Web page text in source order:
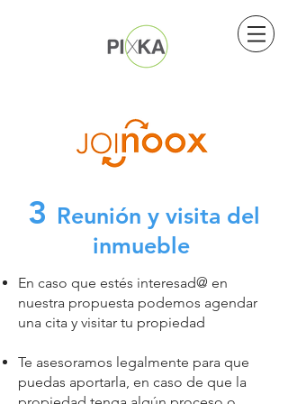
3 Reunión y visita del
inmueble
En caso que estés interesad@ en
nuestra propuesta podemos agendar
una cita y visitar tu propiedad
Te asesoramos legalmente para que
puedas aportarla, en caso de que la